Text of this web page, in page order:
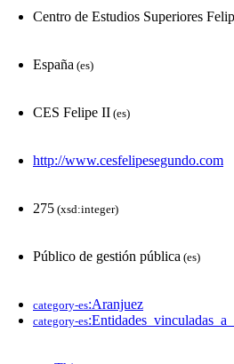
Centro de Estudios Superiores
España (es)
CES Felipe II (es)
http://www.cesfelipesegundo.com
275 (xsd:integer)
Público de gestión pública (es)
category-es:Aranjuez
category-es